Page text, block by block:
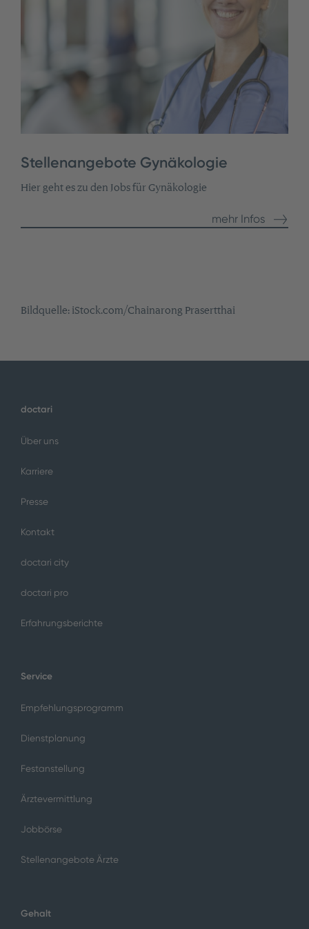
Stellenangebote Gynäkologie
Hier geht es zu den Jobs für Gynäkologie
mehr Infos
Bildquelle: iStock.com/Chainarong Prasertthai
doctari
Über uns
Karriere
Presse
Kontakt
doctari city
doctari pro
Erfahrungsberichte
Service
Empfehlungsprogramm
Dienstplanung
Festanstellung
Ärztevermittlung
Jobbörse
Stellenangebote Ärzte
Gehalt